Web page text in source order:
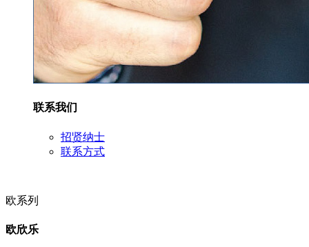
联系我们
招贤纳士
联系方式
欧系列
欧欣乐